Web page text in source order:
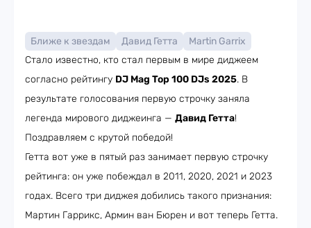
Ближе к звездам Давид Гетта
Martin Garrix
Стало известно, кто стал первым в мире диджеем
согласно рейтингу DJ Mag Top 100 DJs 2025. В
результате голосования первую строчку заняла
легенда мирового диджеинга — Давид Гетта!
Поздравляем с крутой победой!
Гетта вот уже в пятый раз занимает первую строчку
рейтинга: он уже побеждал в 2011, 2020, 2021 и 2023
годах. Всего три диджея добились такого признания:
Мартин Гаррикс, Армин ван Бюрен и вот теперь Гетта.